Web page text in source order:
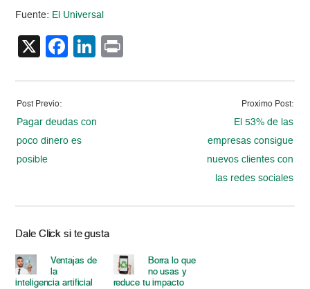
Fuente: El Universal
X Facebook
LinkedIn
Post Previo:
Pagar deudas con
poco dinero es
posible
Proximo Post:
El 53% de las
empresas consigue
nuevos clientes con
las redes sociales
Dale Click si te gusta
Ventajas de
la
inteligencia artificial
Borra lo que
no usas y
reduce tu impacto